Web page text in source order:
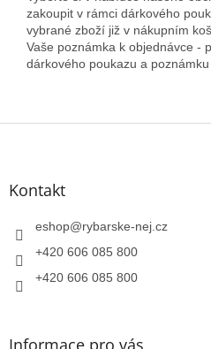
zakoupit v rámci dárkového
vybrané zboží již v nákupním
Vaše poznámka k objednávce -
dárkového poukazu a poznámku
Z
Kontakt
eshop@rybarske-nej.cz
+420 606 085 800
+420 606 085 800
Informace pro vás